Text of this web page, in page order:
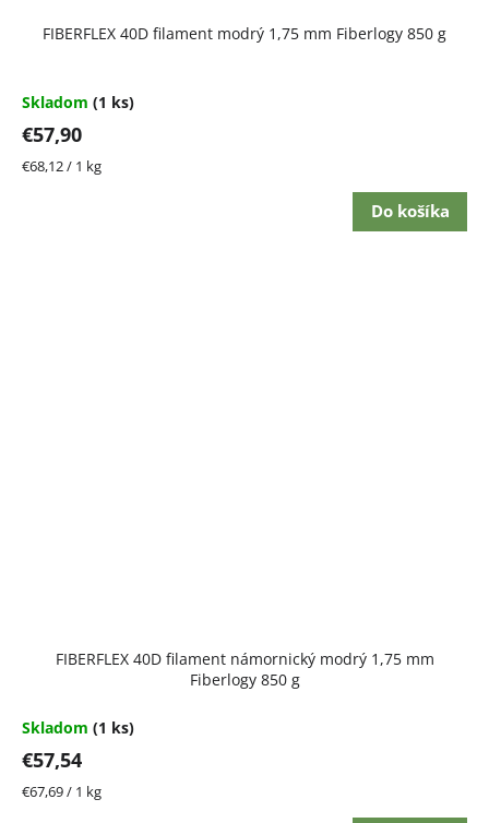
FIBERFLEX 40D filament modrý 1,75 mm Fiberlogy 850 g
Skladom (1 ks)
€57,90
Jednotková
€68,12 / 1 kg
Do košíka
FIBERFLEX 40D filament námornický modrý 1,75 mm
Fiberlogy 850 g
Skladom (1 ks)
€57,54
Jednotková
€67,69 / 1 kg